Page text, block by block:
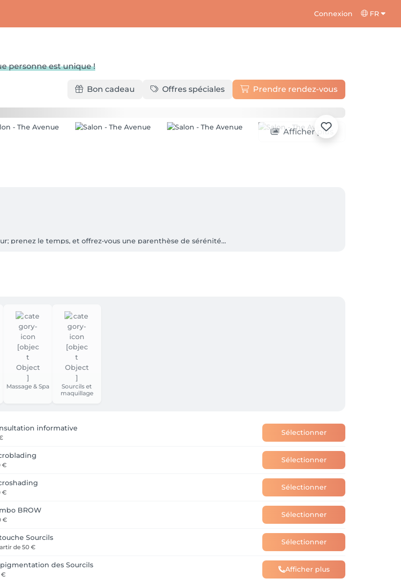
Connexion FR
personne est unique !
Bon cadeau Offres spéciales Prendre rendez-vous
Afficher plus
prenez le temps, et offrez-vous une parenthèse de sérénité…
parfait regard avec nos extension de Cils; mais également spécialiste du BIAB je vous
renforcer l’ongle.
vous offrons une expérience personnalisée!
un seul rendez-vous !
services pour répondre parfaitement à vos besoins.
Massage & Spa
Sourcils et
maquillage
informative Sélectionner
€
Sélectionner
€
Sélectionner
BROW
€
Sélectionner
Sourcils
de50 €
Sélectionner
des Sourcils
€
Afficher plus